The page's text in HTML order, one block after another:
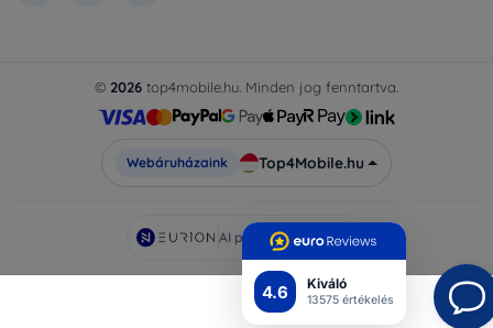
4.6 Kiváló
13575 értékelés
© 2026 top4mobile.hu. Minden jog fenntartva.
Webáruházaink Top4Mobile.hu
AI powered byEurion